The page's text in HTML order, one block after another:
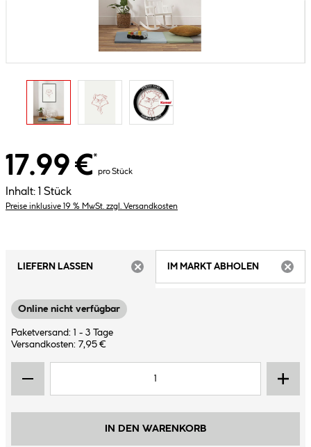
17.99 €*
pro Stück
Inhalt: 1 Stück
Preise inklusive 19 % MwSt. zzgl. Versandkosten
LIEFERN LASSEN
IM MARKT ABHOLEN
Online nicht verfügbar
Paketversand: 1 - 3 Tage
Versandkosten: 7,95 €
IN DEN WARENKORB